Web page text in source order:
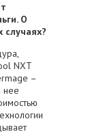
О
случаях?
NXT
–
нее